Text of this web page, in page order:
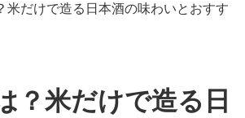
米だけで造る日本酒の味わいとおすす
？米だけで造る日